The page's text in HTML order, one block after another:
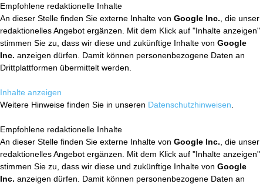
Empfohlene redaktionelle Inhalte
An dieser Stelle finden Sie externe Inhalte von Google Inc. , die unser
redaktionelles Angebot ergänzen. Mit dem Klick auf "Inhalte anzeigen"
stimmen Sie zu, dass wir diese und zukünftige Inhalte von Google
Inc. anzeigen dürfen. Damit können personenbezogene Daten an
Drittplattformen übermittelt werden.
Inhalte anzeigen
Weitere Hinweise finden Sie in unseren Datenschutzhinweisen
Empfohlene redaktionelle Inhalte
An dieser Stelle finden Sie externe Inhalte von Google Inc. , die unser
redaktionelles Angebot ergänzen. Mit dem Klick auf "Inhalte anzeigen"
stimmen Sie zu, dass wir diese und zukünftige Inhalte von Google
Inc. anzeigen dürfen. Damit können personenbezogene Daten an